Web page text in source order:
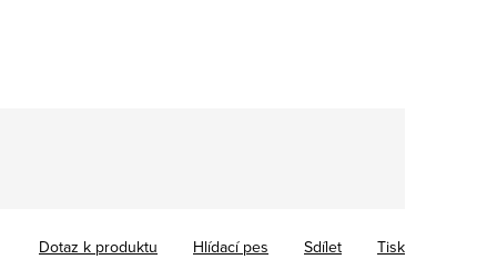
Tisk
Dotaz k produktu Hlídací pes Sdílet